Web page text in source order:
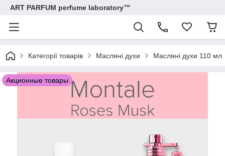
ART PARFUM perfume laboratory™
Категорії товарів Масляні духи Масляні духи 110 мл
Акционные товары